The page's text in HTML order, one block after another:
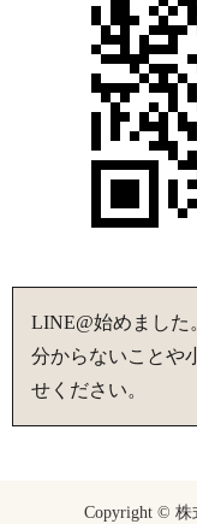
LINE@始めました
分からないことや
せください。
Copyright © 株